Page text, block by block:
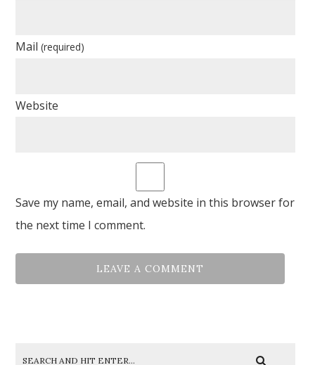
Mail(required)
Website
Save my name, email, and website in this browser for
the next time I comment.